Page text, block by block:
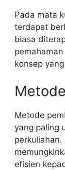
Pada mata
terdapat
biasa
konsep
Metode
yang paling
perkuliahan.
efisien